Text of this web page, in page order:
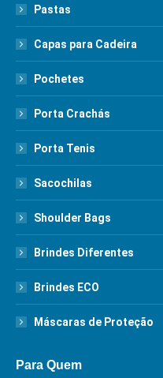
Pastas
Capas para Cadeira
Pochetes
Porta Crachás
Porta Tenis
Sacochilas
Shoulder Bags
Brindes Diferentes
Brindes ECO
Máscaras de Proteção
Para Quem